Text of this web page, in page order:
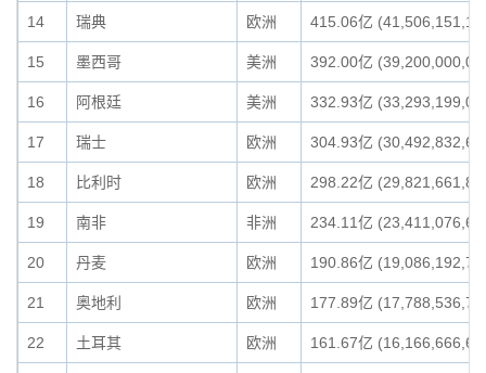
14 瑞典 欧洲 415.06亿
15 墨西哥 美洲 392.00亿
16 阿根廷 美洲 332.93亿
17 瑞士 欧洲 304.93亿
18 比利时 欧洲 298.22亿
19 南非 非洲 234.11亿
20 丹麦 欧洲 190.86亿
21 奥地利 欧洲 177.89亿
22 土耳其 欧洲 161.67亿